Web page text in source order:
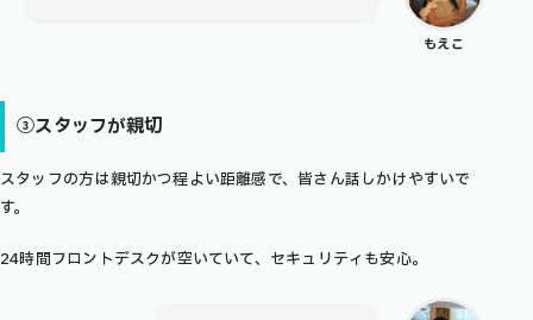
もえこ
③スタッフが親切
スタッフの方は親切かつ程よい距離感で、皆さん話しかけやすいで
す。
24時間フロントデスクが空いていて、セキュリティも安心。